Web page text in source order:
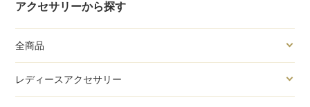
アクセサリーから探す
全商品
レディースアクセサリー